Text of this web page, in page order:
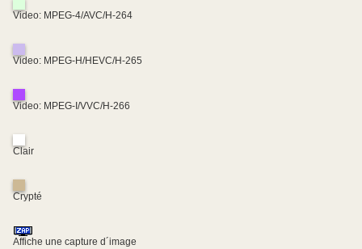
Video: MPEG-4/AVC/H-264
Video: MPEG-H/HEVC/H-265
Video: MPEG-I/VVC/H-266
Clair
Crypté
Affiche une capture d´image